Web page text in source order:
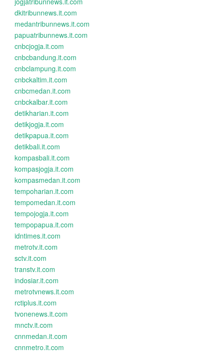
dkitribunnews.it.com
medantribunnews.it.com
papuatribunnews.it.com
cnbcjogja.it.com
cnbcbandung.it.com
cnbclampung.it.com
cnbckaltim.it.com
cnbcmedan.it.com
cnbckalbar.it.com
detikharian.it.com
detikjogja.it.com
detikpapua.it.com
detikbali.it.com
kompasbali.it.com
kompasjogja.it.com
kompasmedan.it.com
tempoharian.it.com
tempomedan.it.com
tempojogja.it.com
tempopapua.it.com
idntimes.it.com
metrotv.it.com
sctv.it.com
transtv.it.com
indosiar.it.com
metrotvnews.it.com
rctiplus.it.com
tvonenews.it.com
mnctv.it.com
cnnmedan.it.com
cnnmetro.it.com